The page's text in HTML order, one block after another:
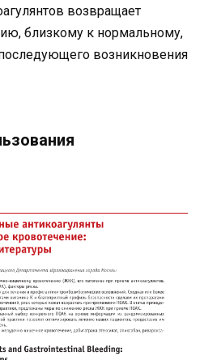
возвращает
близкому к нормальному,
возникновения